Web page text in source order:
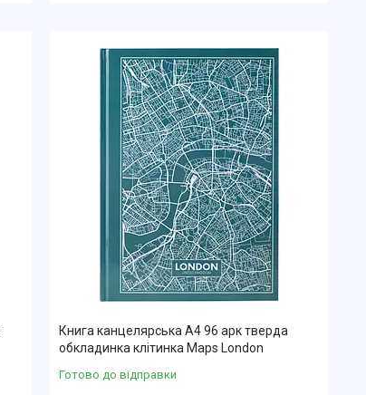
Книга канцелярська А4 96 арк тверда
обкладинка клітинка Maps London
Готово до відправки